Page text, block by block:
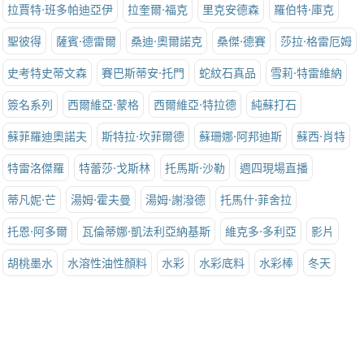
拉賈特·班多帕迪亞伊 拉奎爾·福克 里克安德森 羅伯特·庫克
聖彼得 薩賓·德雷爾 桑迪·奧爾諾克 桑傑·德賽 莎拉·格雷厄姆
史考特史蒂文森 賽巴斯蒂安·托門 蛇紋石真品 雪莉·特雷維納
簽名系列 西爾維亞·蒙格 西爾維亞·特拉德 純蘇打石
蘇菲羅迪奧諾夫 斯特拉·坎菲爾德 蘇珊娜·阿邦迪斯 蘇西·肖特
特雷洛傑羅 特蕾莎·戈斯林 托馬斯·沙勒 週四現場直播
蒂凡妮·芒 湯姆·霍夫曼 湯姆·謝潑德 托馬什·菲舍拉
托恩·阿多爾 瓦倫蒂娜·凱法利亞納基斯 維克多·多利亞 影片
胡桃墨水 水溶性油性顏料 水彩 水彩底料 水彩棒 冬天